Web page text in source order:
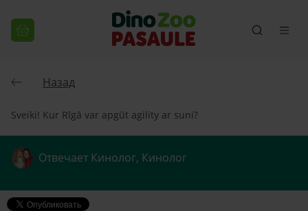
Назад
Sveiki! Kur Rīgā var apgūt agility ar suni?
Отвечает Кинолог, Кинолог